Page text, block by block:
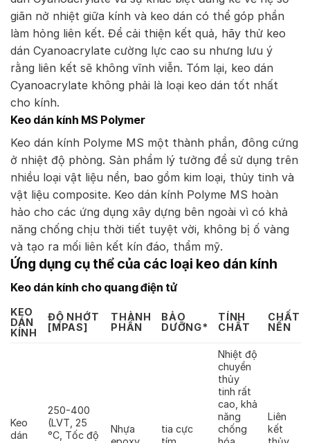
giãn nở nhiệt giữa kính và keo dán có thể góp phần
làm hỏng liên kết. Để cải thiện kết quả, hãy thử keo
dán Cyanoacrylate cường lực cao su nhưng lưu ý
rằng liên kết sẽ không vĩnh viễn. Tóm lại, keo dán
Cyanoacrylate không phải là loại keo dán tốt nhất
cho kính.
Keo dán kính MS Polymer
Keo dán kính Polyme MS một thành phần, đông cứng
ở nhiệt độ phòng. Sản phẩm lý tưởng để sử dụng trên
nhiều loại vật liệu nền, bao gồm kim loại, thủy tinh và
vật liệu composite. Keo dán kính Polyme MS hoàn
hảo cho các ứng dụng xây dựng bên ngoài vì có khả
năng chống chịu thời tiết tuyệt vời, không bị ố vàng
và tạo ra mối liên kết kín đáo, thẩm mỹ.
Ứng dụng cụ thể của các loại keo dán kính
Keo dán kính cho quang điện tử
KEO
DÁN
KÍNH
ĐỘ NHỚT
[MPAS]
THÀNH
PHẦN
BẢO
DƯỠNG*
TÍNH
CHẤT
CHẤT
NỀN
Keo
dán
250-400
(LVT, 25
°C, Tốc độ
Nhựa
tia cực
Nhiệt độ
chuyển
thủy
tinh rất
cao, khả
năng
chống
Liên
kết